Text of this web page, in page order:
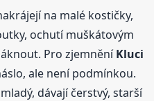
na malé kostičky,
ochutí muškátovým
Pro zjemněníKluci
ale není podmínkou.
dávají čerstvý, starší